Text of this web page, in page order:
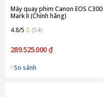
Máy quay phim Canon EOS C300
Mark II (Chính hãng)
4.8/5
(54)
289.525.000 ₫
So sánh